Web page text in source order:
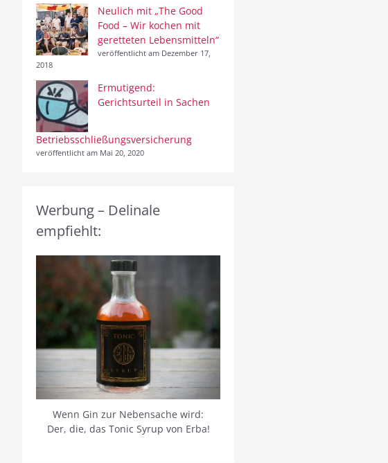
Neulich mit „The Good
Food – Wir kochen mit
geretteten Lebensmitteln“
veröffentlicht am Dezember 17,
2018
Ermutigend:
Gerichtsurteil in Sachen
Betriebsschließungsversicherung
veröffentlicht am Mai 20, 2020
Werbung – Delinale
empfiehlt:
Wenn Gin zur Nebensache wird:
Der, die, das Tonic Syrup von Erba!